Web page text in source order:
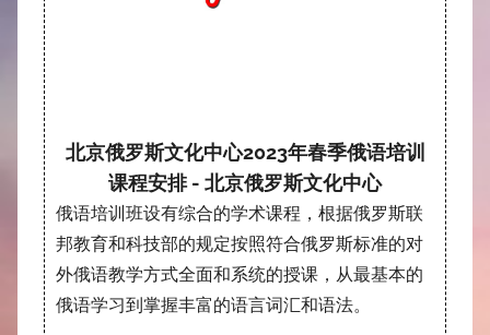
北京俄罗斯文化中心2023年春季俄语培训
课程安排 - 北京俄罗斯文化中心
俄语培训班设有综合的学术课程，根据俄罗斯联
邦教育和科技部的规定按照符合俄罗斯标准的对
外俄语教学方式全面和系统的授课，从最基本的
俄语学习到掌握丰富的语言词汇和语法。